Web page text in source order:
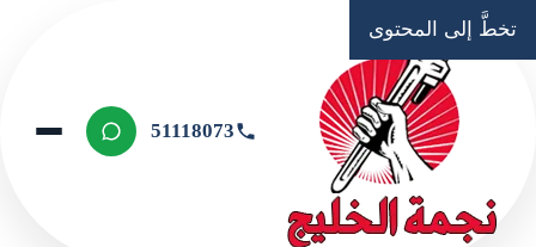
تخطَّ إلى المحتوى
51118073